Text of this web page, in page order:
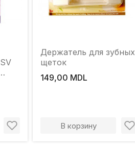
Держатель для зубных
щеток
149,00 MDL
В корзину